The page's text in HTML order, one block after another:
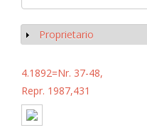
Mostrar
Proprietario
4.1892=Nr. 37-48,
Repr. 1987,431